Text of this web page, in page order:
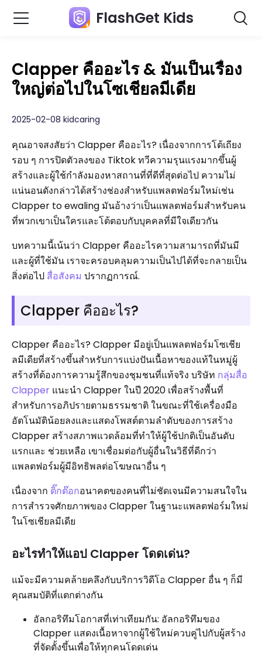
FlashGet Kids
Clapper คืออะไร & มันเป็นเรื่อง
ใหญ่ต่อไปในโซเชียลมีเดีย
2025-02-08 kidcaring
คุณอาจสงสัยว่า Clapper คืออะไร? เนื่องจากการโต้เถียง
รอบ ๆ การปิดตัวลงของ Tiktok ทวีความรุนแรงมากขึ้นผู้
สร้างและผู้ใช้กำลังมองหาสถานที่ที่ดีที่สุดต่อไป ความไม่
แน่นอนดังกล่าวได้สร้างช่องสำหรับแพลตฟอร์มใหม่เช่น
Clapper to ewaling มันอ้างว่าเป็นแพลตฟอร์มสำหรับคน
ที่พวกเขาเป็นใครและโต้ตอบกับบุคคลที่มีใจเดียวกัน
บทความนี้เน้นว่า Clapper คืออะไรความสามารถที่มันมี
และผู้ที่ใช้มัน เราจะครอบคลุมความเป็นไปได้ที่จะกลายเป็น
สิ่งต่อไป สื่อสังคม ปรากฏการณ์.
Clapper คืออะไร?
Clapper คืออะไร? Clapper มีอยู่เป็นแพลตฟอร์มโซเชีย
ลมีเดียที่สร้างขึ้นสำหรับการแบ่งปันเนื้อหาของแท้ในหมู่ผู้
สร้างที่ต้องการความรู้สึกของชุมชนที่แท้จริง บริษัท กลุ่มสื่อ
Clapper แนะนำ Clapper ในปี 2020 เพื่อสร้างพื้นที่
สำหรับการอภิปรายตามธรรมชาติ ในขณะที่ใช้เครื่องมือ
อัตโนมัติน้อยลงและแสดงโพสต์ตามลำดับของการสร้าง
Clapper สร้างสภาพแวดล้อมที่ทำให้ผู้ใช้ปกติเป็นอันดับ
แรกและ ช่วยเหลือ เขาเชื่อมต่อกับผู้อื่นในวิธีที่ดีกว่า
แพลตฟอร์มผู้มีอิทธิพลต่อโฆษณาอื่น ๆ
เนื่องจาก ติ๊กต๊อกอนาคตของคนที่ไม่ชัดเจนมีความสนใจใน
การสำรวจศักยภาพของ Clapper ในฐานะแพลตฟอร์มใหม่
ในโซเชียลมีเดีย
อะไรทำให้แอป Clapper โดดเด่น?
แม้จะมีความคล้ายคลึงกับบริการวิดีโอ Clapper อื่น ๆ ก็มี
คุณสมบัติที่แตกต่างกัน
อัลกอริทึมโอกาสที่เท่าเทียมกัน: อัลกอริทึมของ
Clapper แสดงเนื้อหาจากผู้ใช้ใหม่ควบคู่ไปกับผู้สร้าง
ที่จัดตั้งขึ้นเพื่อให้ทุกคนโดดเด่น